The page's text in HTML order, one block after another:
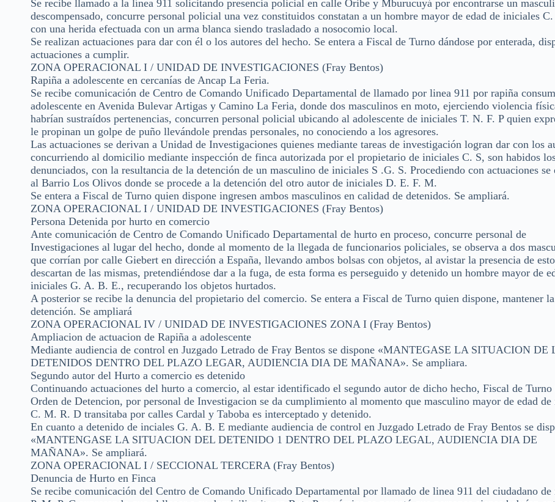
Se recibe llamado a la línea 911 solicitando presencia policial en calle Oribe y Mburucuyá por encontrarse un
descompensado, concurre personal policial una vez constituidos constatan a un hombre mayor de edad de iniciales
con una herida efectuada con un arma blanca siendo trasladado a nosocomio local.
Se realizan actuaciones para dar con él o los autores del hecho. Se entera a Fiscal de Turno dándose por enterada,
actuaciones a cumplir.
ZONA OPERACIONAL I / UNIDAD DE INVESTIGACIONES (Fray Bentos)
Rapiña a adolescente en cercanías de Ancap La Feria.
Se recibe comunicación de Centro de Comando Unificado Departamental de llamado por linea 911 por rapiña
adolescente en Avenida Bulevar Artigas y Camino La Feria, donde dos masculinos en moto, ejerciendo violencia
habrían sustraídos pertenencias, concurren personal policial ubicando al adolescente de iniciales T. N. F. P quien
le propinan un golpe de puño llevándole prendas personales, no conociendo a los agresores.
Las actuaciones se derivan a Unidad de Investigaciones quienes mediante tareas de investigación logran dar con los
concurriendo al domicilio mediante inspección de finca autorizada por el propietario de iniciales C. S, son habidos
denunciados, con la resultancia de la detención de un masculino de iniciales S .G. S. Procediendo con actuaciones se
al Barrio Los Olivos donde se procede a la detención del otro autor de iniciales D. E. F. M.
Se entera a Fiscal de Turno quien dispone ingresen ambos masculinos en calidad de detenidos. Se ampliará.
ZONA OPERACIONAL I / UNIDAD DE INVESTIGACIONES (Fray Bentos)
Persona Detenida por hurto en comercio
Ante comunicación de Centro de Comando Unificado Departamental de hurto en proceso, concurre personal de
Investigaciones al lugar del hecho, donde al momento de la llegada de funcionarios policiales, se observa a dos
que corrían por calle Giebert en dirección a España, llevando ambos bolsas con objetos, al avistar la presencia de
descartan de las mismas, pretendiéndose dar a la fuga, de esta forma es perseguido y detenido un hombre mayor de
iniciales G. A. B. E., recuperando los objetos hurtados.
A posterior se recibe la denuncia del propietario del comercio. Se entera a Fiscal de Turno quien dispone, mantener la
detención. Se ampliará
ZONA OPERACIONAL IV / UNIDAD DE INVESTIGACIONES ZONA I (Fray Bentos)
Ampliacion de actuacion de Rapiña a adolescente
Mediante audiencia de control en Juzgado Letrado de Fray Bentos se dispone «MANTEGASE LA SITUACION DE
DETENIDOS DENTRO DEL PLAZO LEGAR, AUDIENCIA DIA DE MAÑANA». Se ampliara.
Segundo autor del Hurto a comercio es detenido
Continuando actuaciones del hurto a comercio, al estar identificado el segundo autor de dicho hecho, Fiscal de
Orden de Detencion, por personal de Investigacion se da cumplimiento al momento que masculino mayor de edad
C. M. R. D transitaba por calles Cardal y Taboba es interceptado y detenido.
En cuanto a detenido de inciales G. A. B. E mediante audiencia de control en Juzgado Letrado de Fray Bentos se
«MANTENGASE LA SITUACION DEL DETENIDO 1 DENTRO DEL PLAZO LEGAL, AUDIENCIA DIA DE
MAÑANA». Se ampliará.
ZONA OPERACIONAL I / SECCIONAL TERCERA (Fray Bentos)
Denuncia de Hurto en Finca
Se recibe comunicación del Centro de Comando Unificado Departamental por llamado de linea 911 del ciudadano